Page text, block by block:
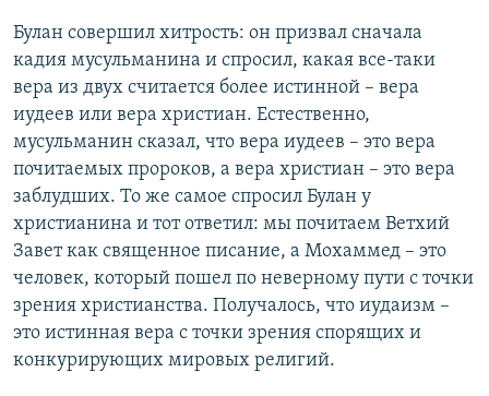
Булан совершил хитрость: он призвал сначала
кадия мусульманина и спросил, какая все-таки
вера из двух считается более истинной – вера
иудеев или вера христиан. Естественно,
мусульманин сказал, что вера иудеев – это вера
почитаемых пророков, а вера христиан – это вера
заблудших. То же самое спросил Булан у
христианина и тот ответил: мы почитаем Ветхий
Завет как священное писание, а Мохаммед – это
человек, который пошел по неверному пути с точки
зрения христианства. Получалось, что иудаизм –
это истинная вера с точки зрения спорящих и
конкурирующих мировых религий.